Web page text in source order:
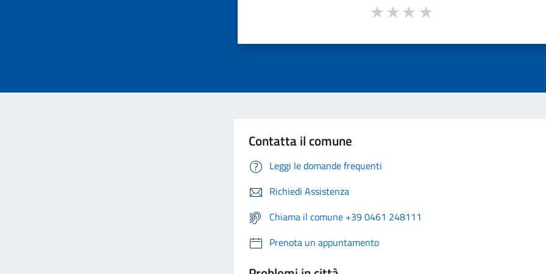
Contatta il comune
Leggi le domande frequenti
Richiedi Assistenza
Chiama il comune +39 0461 248111
Prenota un appuntamento